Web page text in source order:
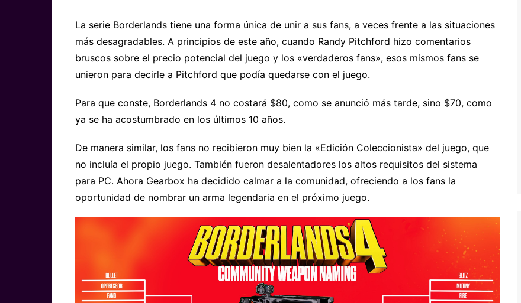
La serie Borderlands tiene una forma única de unir a sus fans, a veces frente a las situaciones
más desagradables. A principios de este año, cuando Randy Pitchford hizo comentarios
bruscos sobre el precio potencial del juego y los «verdaderos fans», esos mismos fans se
unieron para decirle a Pitchford que podía quedarse con el juego.
Para que conste, Borderlands 4 no costará $80, como se anunció más tarde, sino $70, como
ya se ha acostumbrado en los últimos 10 años.
De manera similar, los fans no recibieron muy bien la «Edición Coleccionista» del juego, que
no incluía el propio juego. También fueron desalentadores los altos requisitos del sistema
para PC. Ahora Gearbox ha decidido calmar a la comunidad, ofreciendo a los fans la
oportunidad de nombrar un arma legendaria en el próximo juego.